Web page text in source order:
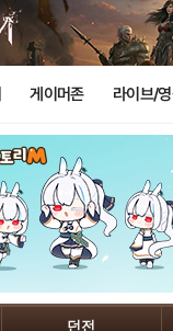
게이머존 라이브/
던전